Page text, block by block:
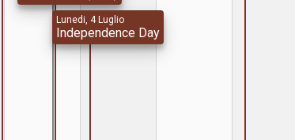
Lunedi, 4 Luglio
Independence Day